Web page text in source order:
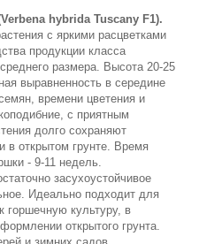
hybrida Tuscany F1).
с яркими расцветками
продукции класса
размера. Высота 20-25
выравненность в середине
времени цветения и
с приятным
долго сохраняют
в открытом грунте. Время
- 9-11 недель.
засухоустойчивое
Идеально подходит для
горшечную культуру, в
открытого грунта.